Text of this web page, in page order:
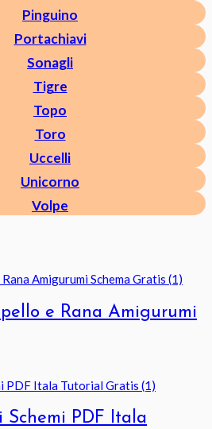
Pinguino
Portachiavi
Sonagli
Tigre
Topo
Toro
Uccelli
Unicorno
Volpe
e Rana Amigurumi
PDF Itala